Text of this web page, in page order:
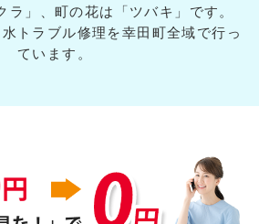
ラ」、町の花は「ツバキ」です。
トラブル修理を幸田町全域で行っ
ています。